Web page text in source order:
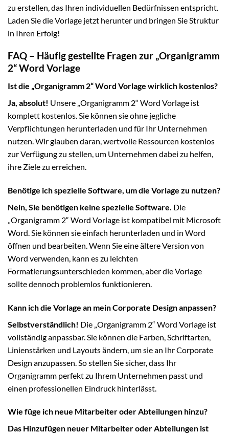
zu erstellen, das Ihren individuellen Bedürfnissen entspricht.
Laden Sie die Vorlage jetzt herunter und bringen Sie Struktur
in Ihren Erfolg!
FAQ – Häufig gestellte Fragen zur „Organigramm
2“ Word Vorlage
Ist die „Organigramm 2“ Word Vorlage wirklich kostenlos?
Ja, absolut! Unsere „Organigramm 2“ Word Vorlage ist
komplett kostenlos. Sie können sie ohne jegliche
Verpflichtungen herunterladen und für Ihr Unternehmen
nutzen. Wir glauben daran, wertvolle Ressourcen kostenlos
zur Verfügung zu stellen, um Unternehmen dabei zu helfen,
ihre Ziele zu erreichen.
Benötige ich spezielle Software, um die Vorlage zu nutzen?
Nein, Sie benötigen keine spezielle Software. Die
„Organigramm 2“ Word Vorlage ist kompatibel mit Microsoft
Word. Sie können sie einfach herunterladen und in Word
öffnen und bearbeiten. Wenn Sie eine ältere Version von
Word verwenden, kann es zu leichten
Formatierungsunterschieden kommen, aber die Vorlage
sollte dennoch problemlos funktionieren.
Kann ich die Vorlage an mein Corporate Design anpassen?
Selbstverständlich! Die „Organigramm 2“ Word Vorlage ist
vollständig anpassbar. Sie können die Farben, Schriftarten,
Linienstärken und Layouts ändern, um sie an Ihr Corporate
Design anzupassen. So stellen Sie sicher, dass Ihr
Organigramm perfekt zu Ihrem Unternehmen passt und
einen professionellen Eindruck hinterlässt.
Wie füge ich neue Mitarbeiter oder Abteilungen hinzu?
Das Hinzufügen neuer Mitarbeiter oder Abteilungen ist